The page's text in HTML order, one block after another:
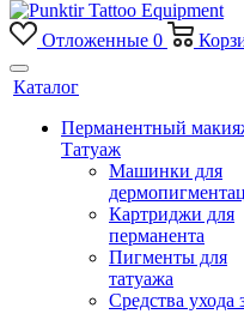
Отложенные 0
Каталог
Перманентный
Татуаж
Машинки для
Картриджи для
перманента
Пигменты для
татуажа
Средства ухода